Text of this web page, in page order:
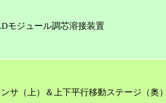
モジュール調芯溶接装置
サ（上）＆上下平行移動ステージ（奥）